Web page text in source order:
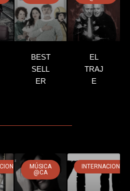
BEST
SELL
ER
EL
TRAJ
E
MÚSICA
@CA
INTERNACIONAL